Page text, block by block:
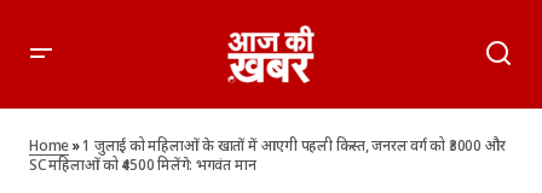
₹3000 और SC महिलाओं को ₹4500 मिलेंगे: भगवंत मान
Home»1 जुलाई को महिलाओं के खातों में आएगी पहली किस्त, जनरल वर्ग को ₹3000 और
SC महिलाओं को ₹4500 मिलेंगे: भगवंत मान